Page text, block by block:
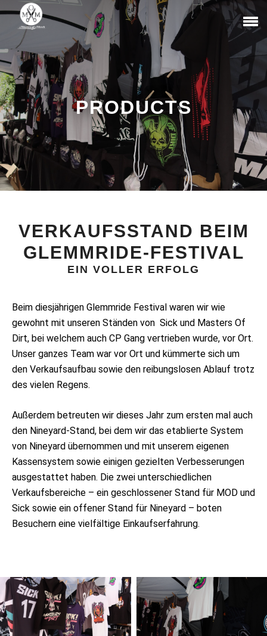
PRODUCTS
VERKAUFSSTAND BEIM
GLEMMRIDE-FESTIVAL
EIN VOLLER ERFOLG
Beim diesjährigen Glemmride Festival waren wir wie
gewohnt mit unseren Ständen von Sick und Masters Of
Dirt, bei welchem auch CP Gang vertrieben wurde, vor Ort.
Unser ganzes Team war vor Ort und kümmerte sich um
den Verkaufsaufbau sowie den reibungslosen Ablauf trotz
des vielen Regens.
Außerdem betreuten wir dieses Jahr zum ersten mal auch
den Nineyard-Stand, bei dem wir das etablierte System
von Nineyard übernommen und mit unserem eigenen
Kassensystem sowie einigen gezielten Verbesserungen
ausgestattet haben. Die zwei unterschiedlichen
Verkaufsbereiche – ein geschlossener Stand für MOD und
Sick sowie ein offener Stand für Nineyard – boten
Besuchern eine vielfältige Einkaufserfahrung.